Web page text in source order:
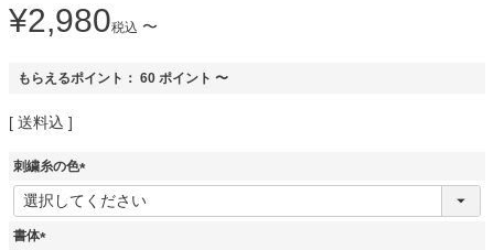
¥2,980税込 〜
もらえるポイント： 60 ポイント 〜
送料込
刺繍糸の色
(
必
書体